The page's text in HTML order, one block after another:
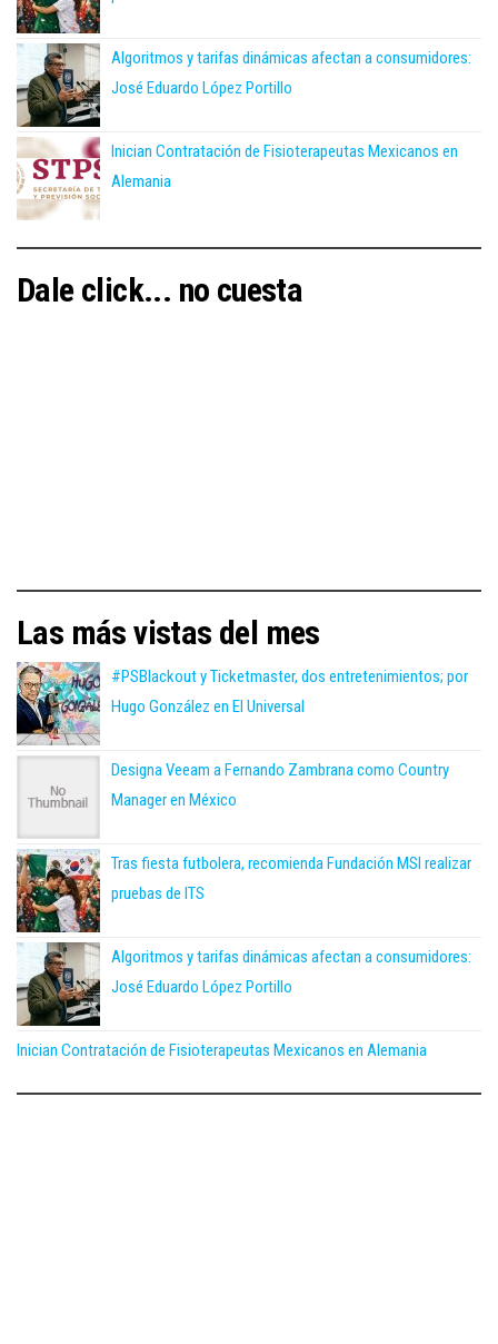
Algoritmos y tarifas dinámicas afectan a consumidores:
José Eduardo López Portillo
Inician Contratación de Fisioterapeutas Mexicanos en
Alemania
Dale click... no cuesta
Las más vistas del mes
#PSBlackout y Ticketmaster, dos entretenimientos; por
Hugo González en El Universal
Designa Veeam a Fernando Zambrana como Country
Manager en México
Tras fiesta futbolera, recomienda Fundación MSI realizar
pruebas de ITS
Algoritmos y tarifas dinámicas afectan a consumidores:
José Eduardo López Portillo
Inician Contratación de Fisioterapeutas Mexicanos en Alemania